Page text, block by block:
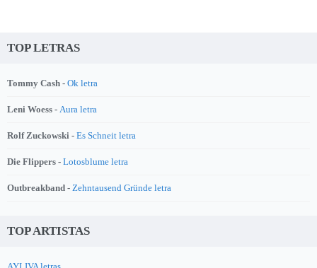
TOP LETRAS
Tommy Cash - Ok letra
Leni Woess - Aura letra
Rolf Zuckowski - Es Schneit letra
Die Flippers - Lotosblume letra
Outbreakband - Zehntausend Gründe letra
TOP ARTISTAS